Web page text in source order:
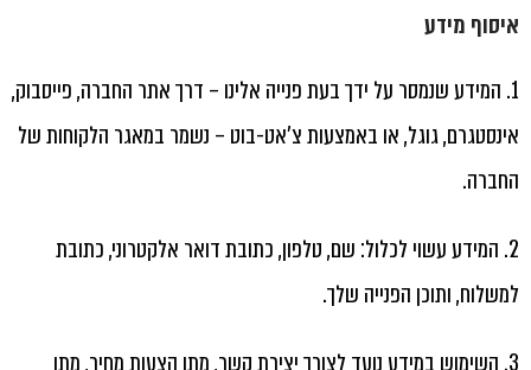
איסוף מידע
1. המידע שנמסר על ידך בעת פנייה אלינו – דרך אתר החברה, פייסבוק,
אינסטגרם, גוגל, או באמצעות צ'אט-בוט – נשמר במאגר הלקוחות של
החברה.
2. המידע עשוי לכלול: שם, טלפון, כתובת דואר אלקטרוני, כתובת
למשלוח, ותוכן הפנייה שלך.